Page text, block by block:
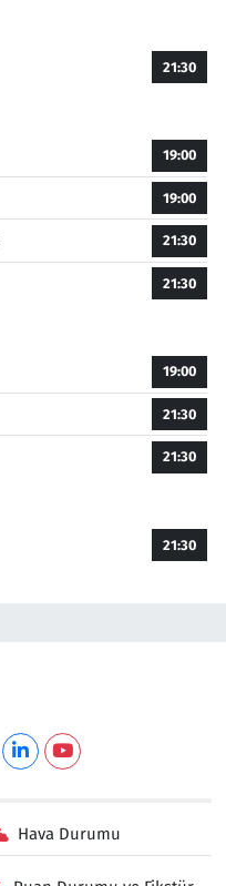
21:30
19:00
19:00
21:30
21:30
19:00
21:30
21:30
21:30
Hava Durumu